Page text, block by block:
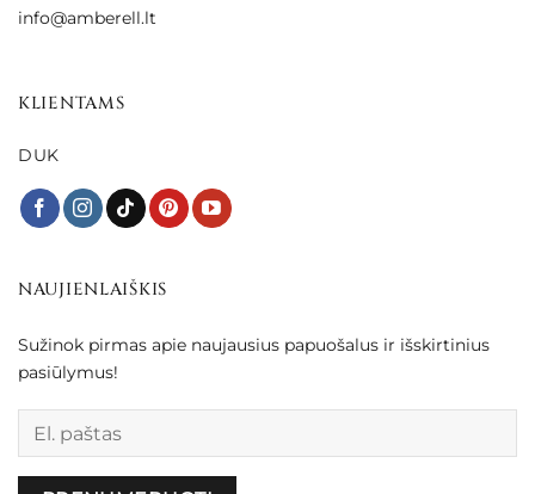
info@amberell.lt
KLIENTAMS
DUK
NAUJIENLAIŠKIS
Sužinok pirmas apie naujausius papuošalus ir išskirtinius
pasiūlymus!